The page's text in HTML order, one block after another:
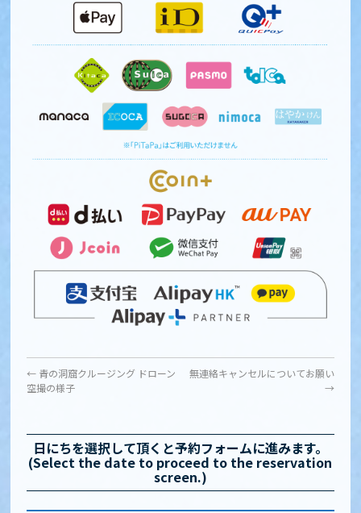
← 青の洞窟クルージング ドローン
空撮の様子
無連絡キャンセルについてお願い
→
日にちを選択して頂くと予約フォームに進みます。
(Select the date to proceed to the reservation
screen.)